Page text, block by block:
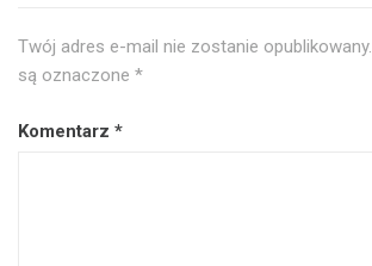
Twój adres e-mail nie zostanie opublikowany.
są oznaczone *
Komentarz *